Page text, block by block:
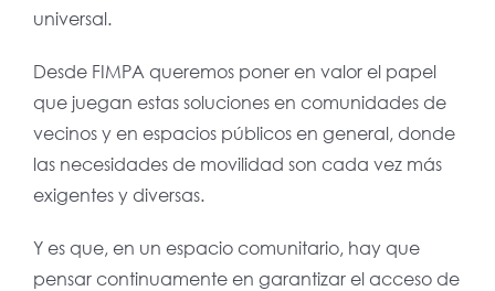
universal.
Desde FIMPA queremos poner en valor el papel
que juegan estas soluciones en comunidades de
vecinos y en espacios públicos en general, donde
las necesidades de movilidad son cada vez más
exigentes y diversas.
Y es que, en un espacio comunitario, hay que
pensar continuamente en garantizar el acceso de